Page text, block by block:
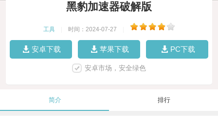
黑豹加速器破解版
工具 时间：2024-07-27
安卓下载 苹果下载 PC下载
安卓市场，安全绿色
简介 排行